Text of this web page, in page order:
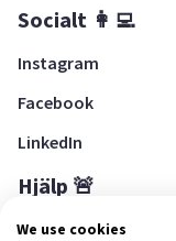
Socialt 👩‍💻
Instagram
Facebook
LinkedIn
Hjälp 🚨
Hjälpcenter
We use cookies